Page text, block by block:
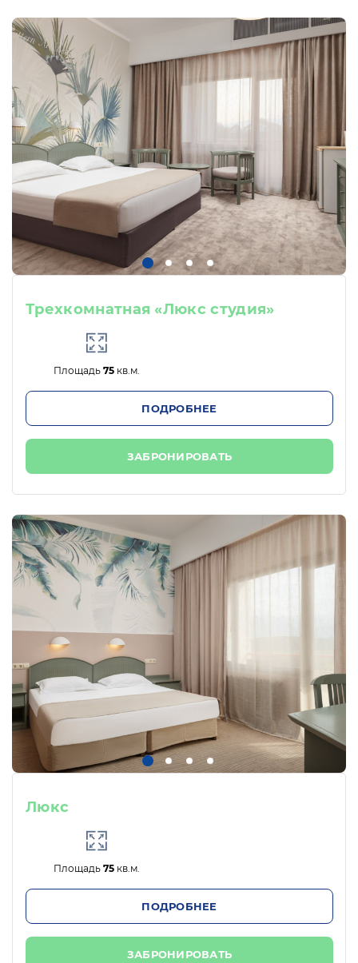
Трехкомнатная «Люкс студия»
Площадь 75кв.м.
ПОДРОБНЕЕ
ЗАБРОНИРОВАТЬ
Люкс
Площадь 75кв.м.
ПОДРОБНЕЕ
ЗАБРОНИРОВАТЬ